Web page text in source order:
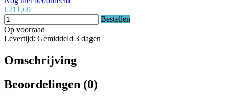
€211,69
Bestellen
Op voorraad
Levertijd: Gemiddeld 3 dagen
Omschrijving
Beoordelingen (0)